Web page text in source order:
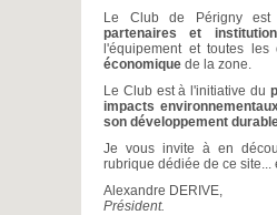
Le Club de Périgny est
partenaires et
l'équipement et toutes
économique de la zone.
Le Club est à l'initiative du
impacts
son développement
Je vous invite à en
rubrique dédiée de ce
Alexandre DERIVE,
Président.